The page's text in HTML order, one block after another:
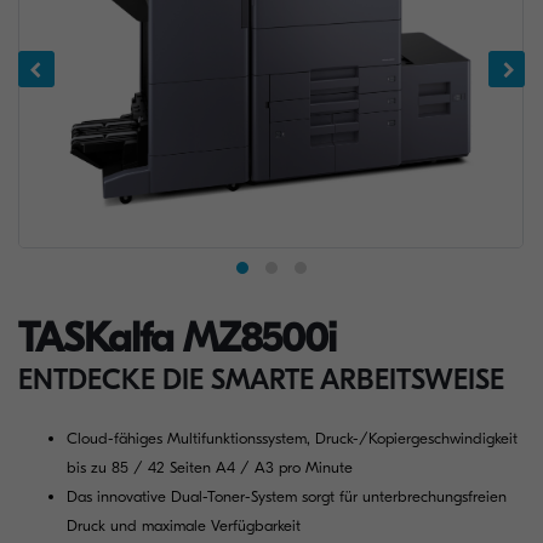
TASKalfa MZ8500i
ENTDECKE DIE SMARTE ARBEITSWEISE
Cloud-fähiges Multifunktionssystem, Druck-/Kopiergeschwindigkeit
bis zu 85 / 42 Seiten A4 / A3 pro Minute
Das innovative Dual-Toner-System sorgt für unterbrechungsfreien
Druck und maximale Verfügbarkeit